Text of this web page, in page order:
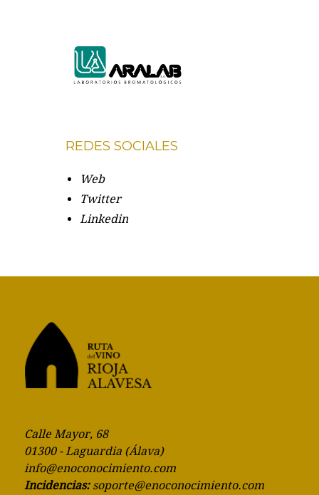
REDES SOCIALES
Web
Twitter
Linkedin
Calle Mayor, 68
01300 - Laguardia (Álava)
info@enoconocimiento.com
Incidencias: soporte@enoconocimiento.com